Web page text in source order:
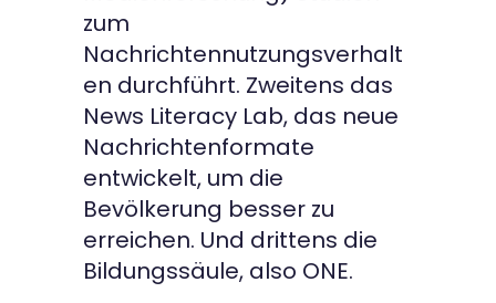
zum
Nachrichtennutzungsverhalt
en durchführt. Zweitens das
News Literacy Lab, das neue
Nachrichtenformate
entwickelt, um die
Bevölkerung besser zu
erreichen. Und drittens die
Bildungssäule, also ONE.